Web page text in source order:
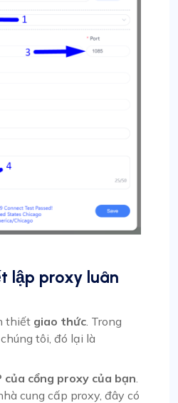
lập proxy luân
thiết giao thức . Trong
tôi, đó lại là
của cổng proxy của bạn
cung cấp proxy, đây có